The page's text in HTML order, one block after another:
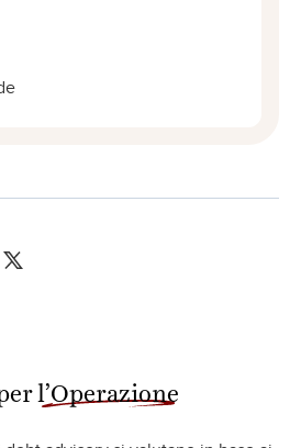
l’Operazione